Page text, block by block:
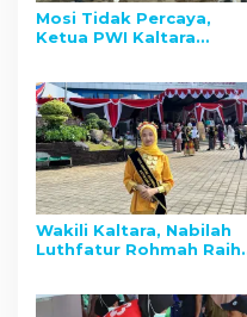
Mosi Tidak Percaya,
Ketua PWI Kaltara
Wakili Kaltara, Nabilah
Luthfatur Rohmah Raih